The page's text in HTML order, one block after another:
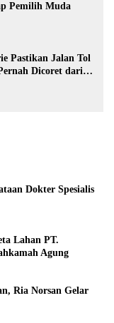
Pemilih Muda
Pastikan Jalan Tol
Dicoret dari
Dokter Spesialis
Lahan PT.
Agung
Ria Norsan Gelar